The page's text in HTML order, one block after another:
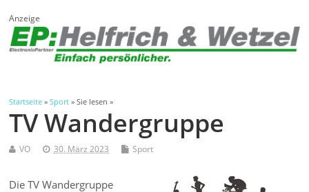
Anzeige
Startseite »Sport » Sie lesen »
TV Wandergruppe
VO 30. März 2023 Sport
Die TV Wandergruppe